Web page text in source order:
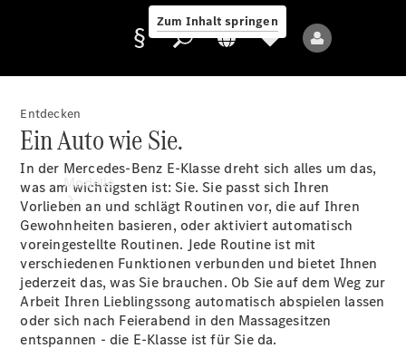
Zum Inhalt springen
Anbieter/Datenschutz
Modelle
Alle Modelle
Neue Modelle
Entdecken
Ein Auto wie Sie.
In der Mercedes-Benz E-Klasse dreht sich alles um das,
was am wichtigsten ist: Sie. Sie passt sich Ihren
Vorlieben an und schlägt Routinen vor, die auf Ihren
Gewohnheiten basieren, oder aktiviert automatisch
voreingestellte Routinen. Jede Routine ist mit
verschiedenen Funktionen verbunden und bietet Ihnen
jederzeit das, was Sie brauchen. Ob Sie auf dem Weg zur
Arbeit Ihren Lieblingssong automatisch abspielen lassen
oder sich nach Feierabend in den Massagesitzen
entspannen - die E-Klasse ist für Sie da.